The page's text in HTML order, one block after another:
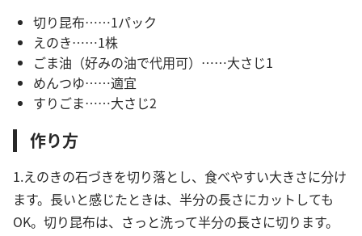
切り昆布……1パック
えのき……1株
ごま油（好みの油で代用可）……大さじ1
めんつゆ……適宜
すりごま……大さじ2
作り方
1.えのきの石づきを切り落とし、食べやすい大きさに分け
ます。長いと感じたときは、半分の長さにカットしても
OK。切り昆布は、さっと洗って半分の長さに切ります。